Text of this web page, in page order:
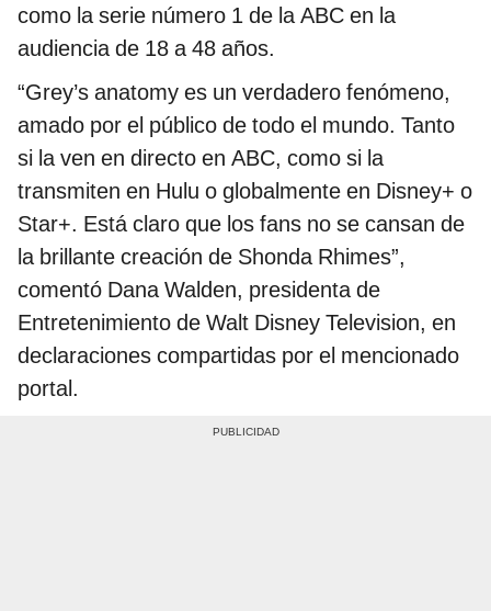
como la serie número 1 de la ABC en la
audiencia de 18 a 48 años.
“Grey’s anatomy es un verdadero fenómeno,
amado por el público de todo el mundo. Tanto
si la ven en directo en ABC, como si la
transmiten en Hulu o globalmente en Disney+ o
Star+. Está claro que los fans no se cansan de
la brillante creación de Shonda Rhimes”,
comentó Dana Walden, presidenta de
Entretenimiento de Walt Disney Television, en
declaraciones compartidas por el mencionado
portal.